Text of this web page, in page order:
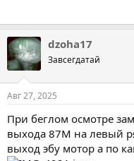
dzoha17
Завсегдатай
Авг 27, 2025
При беглом осмотре
выхода 87М на левый
выход эбу мотор а по